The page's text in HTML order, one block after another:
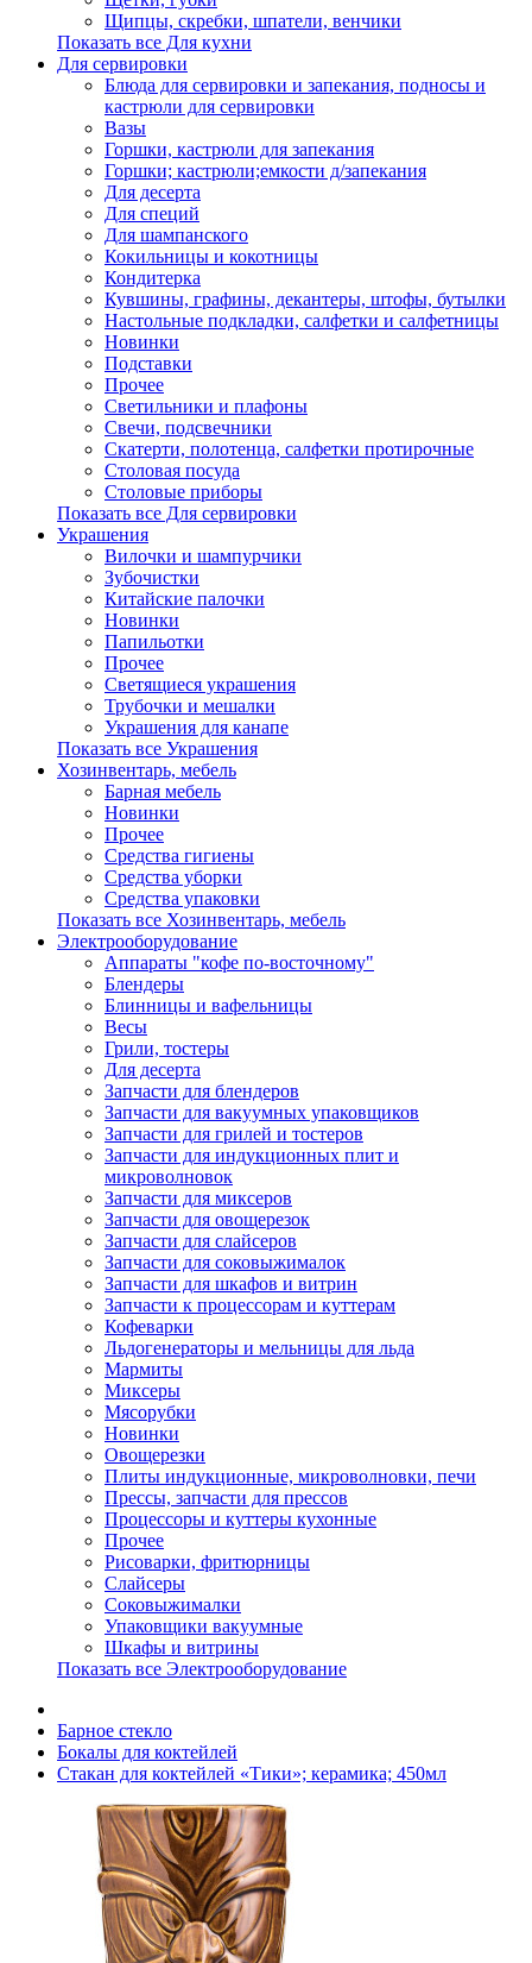
Щипцы, скребки, шпатели, венчики
Показать все Для кухни
Для сервировки
Блюда для сервировки и запекания, подносы и
кастрюли для сервировки
Вазы
Горшки, кастрюли для запекания
Горшки; кастрюли;емкости д/запекания
Для десерта
Для специй
Для шампанского
Кокильницы и кокотницы
Кондитерка
Кувшины, графины, декантеры, штофы, бутылки
Настольные подкладки, салфетки и салфетницы
Новинки
Подставки
Прочее
Светильники и плафоны
Свечи, подсвечники
Скатерти, полотенца, салфетки протирочные
Столовая посуда
Столовые приборы
Показать все Для сервировки
Украшения
Вилочки и шампурчики
Зубочистки
Китайские палочки
Новинки
Папильотки
Прочее
Светящиеся украшения
Трубочки и мешалки
Украшения для канапе
Показать все Украшения
Хозинвентарь, мебель
Барная мебель
Новинки
Прочее
Средства гигиены
Средства уборки
Средства упаковки
Показать все Хозинвентарь, мебель
Электрооборудование
Аппараты "кофе по-восточному"
Блендеры
Блинницы и вафельницы
Весы
Грили, тостеры
Для десерта
Запчасти для блендеров
Запчасти для вакуумных упаковщиков
Запчасти для грилей и тостеров
Запчасти для индукционных плит и
микроволновок
Запчасти для миксеров
Запчасти для овощерезок
Запчасти для слайсеров
Запчасти для соковыжималок
Запчасти для шкафов и витрин
Запчасти к процессорам и куттерам
Кофеварки
Льдогенераторы и мельницы для льда
Мармиты
Миксеры
Мясорубки
Новинки
Овощерезки
Плиты индукционные, микроволновки, печи
Прессы, запчасти для прессов
Процессоры и куттеры кухонные
Прочее
Рисоварки, фритюрницы
Слайсеры
Соковыжималки
Упаковщики вакуумные
Шкафы и витрины
Показать все Электрооборудование
Барное стекло
Бокалы для коктейлей
Стакан для коктейлей «Тики»; керамика; 450мл